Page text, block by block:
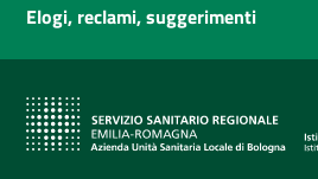
Elogi, reclami, suggerimenti